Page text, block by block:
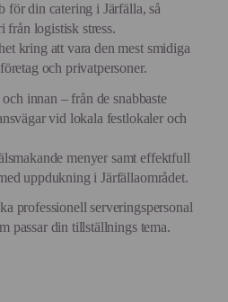
för din catering i Järfälla, så
från logistisk stress.
kring att vara den mest smidiga
och privatpersoner.
innan – från de snabbaste
vid lokala festlokaler och
menyer samt effektfull
uppdukning i Järfällaområdet.
professionell serveringspersonal
passar din tillställnings tema.